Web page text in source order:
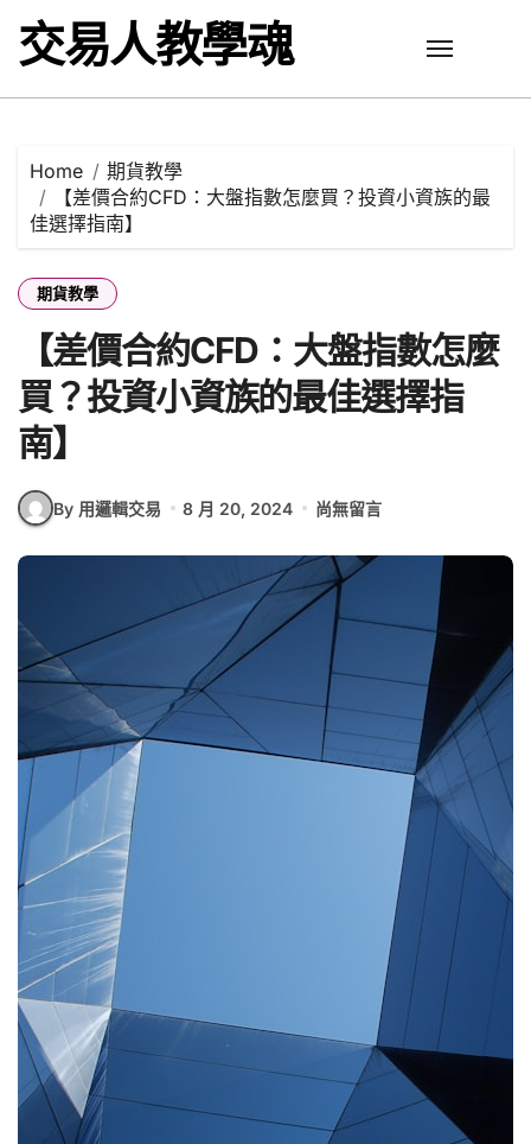
content
交易人教學魂
Home
期貨教學
【差價合約CFD：大盤指數怎麼買？投資小資族的最
佳選擇指南】
期貨教學
【差價合約CFD：大盤指數怎麼
買？投資小資族的最佳選擇指
南】
By 用邏輯交易 8 月 20, 2024 尚無留言